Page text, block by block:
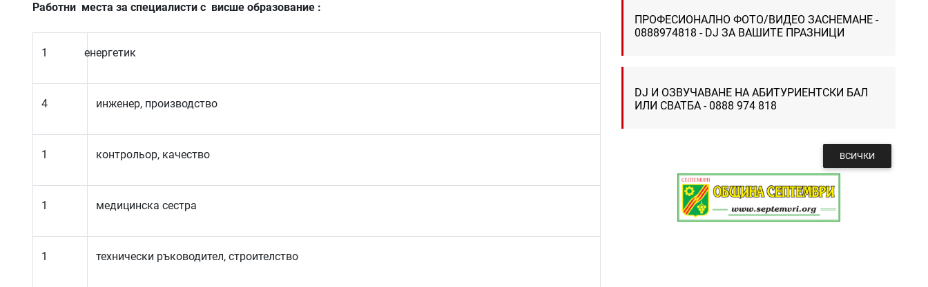
Работни места за специалисти с висше образование :
1 енергетик
4 инженер, производство
1 контрольор, качество
1 медицинска сестра
1 технически ръководител, строителство
ПРОФЕСИОНАЛНО ФОТО/ВИДЕО ЗАСНЕМАНЕ -
0888974818 - DJ ЗА ВАШИТЕ ПРАЗНИЦИ
DJ И ОЗВУЧАВАНЕ НА АБИТУРИЕНТСКИ БАЛ
ИЛИ СВАТБА - 0888 974 818
ВСИЧКИ